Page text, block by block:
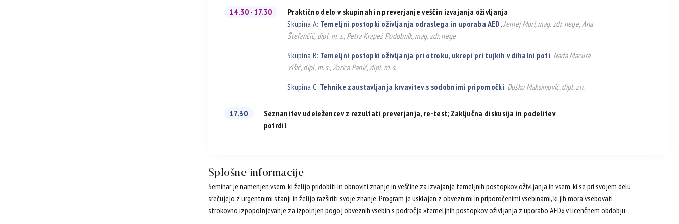
14.30 - 17.30
Praktično delo v skupinah in preverjanje veščin izvajanja oživljanja
Skupina A: Temeljni postopki oživljanja odraslega in uporaba AED, Jernej Mori, mag. zdr. nege, Ana
Štefančič, dipl. m. s., Petra Krapež Podobnik, mag. zdr. nege
Skupina B: Temeljni postopki oživljanja pri otroku, ukrepi pri tujkih v dihalni poti, Nada Macura
Višić, dipl. m. s., Zorica Panić, dipl. m. s.
Skupina C: Tehnike zaustavljanja krvavitev s sodobnimi pripomočki, Duško Maksimović, dipl. zn.
17.30
Seznanitev udeležencev z rezultati preverjanja, re-test; Zaključna diskusija in podelitev
potrdil
Splošne informacije
Seminar je namenjen vsem, ki želijo pridobiti in obnoviti znanje in veščine za izvajanje temeljnih postopkov oživljanja in vsem, ki se pri svojem delu
srečujejo z urgentnimi stanji in želijo razširiti svoje znanje. Program je usklajen z obveznimi in priporočenimi vsebinami, ki jih mora vsebovati
strokovno izpopolnjevanje za izpolnjen pogoj obveznih vsebin s področja »temeljnih postopkov oživljanja z uporabo AED« v licenčnem obdobju.